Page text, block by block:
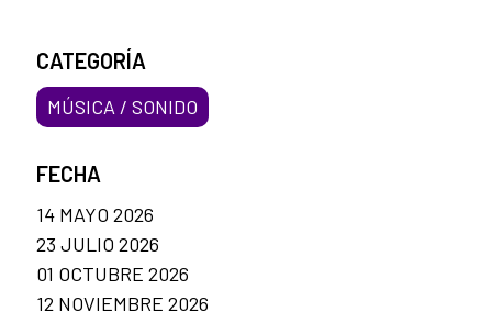
CATEGORÍA
MÚSICA / SONIDO
FECHA
14 MAYO 2026
23 JULIO 2026
01 OCTUBRE 2026
12 NOVIEMBRE 2026